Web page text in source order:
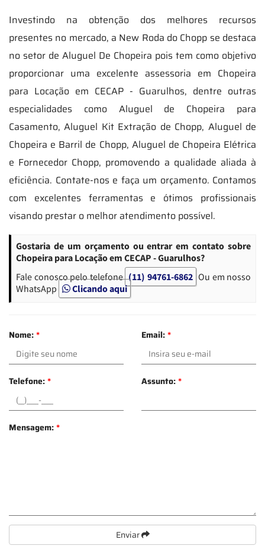
Investindo na obtenção dos melhores recursos
presentes no mercado, a New Roda do Chopp se destaca
no setor de Aluguel De Chopeira pois tem como objetivo
proporcionar uma excelente assessoria em Chopeira
para Locação em CECAP - Guarulhos, dentre outras
especialidades como Aluguel de Chopeira para
Casamento, Aluguel Kit Extração de Chopp, Aluguel de
Chopeira e Barril de Chopp, Aluguel de Chopeira Elétrica
e Fornecedor Chopp, promovendo a qualidade aliada à
eficiência. Contate-nos e faça um orçamento. Contamos
com excelentes ferramentas e ótimos profissionais
visando prestar o melhor atendimento possível.
Gostaria de um orçamento ou entrar em contato sobre
Chopeira para Locação em CECAP - Guarulhos?
Fale conosco pelo telefone (11) 94761-6862 Ou em nosso
WhatsApp
Clicando aqui
Nome:* Email:*
Telefone:* Assunto:*
Mensagem:*
Enviar